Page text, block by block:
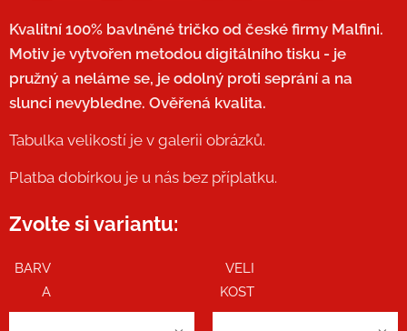
Kvalitní 100% bavlněné tričko od české firmy Malfini.
Motiv je vytvořen metodou digitálního tisku - je
pružný a neláme se, je odolný proti seprání a na
slunci nevybledne. Ověřená kvalita.
Tabulka velikostí je v galerii obrázků.
Platba dobírkou je u nás bez příplatku.
Zvolte si variantu:
BARV
A
VELI
KOST